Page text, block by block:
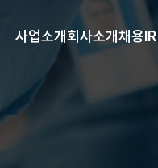
사업소개회사소개채용IR
채용